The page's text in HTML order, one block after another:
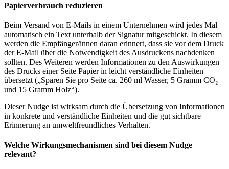
Papierverbrauch reduzieren
Beim Versand von E-Mails in einem Unternehmen wird jedes Mal
automatisch ein Text unterhalb der Signatur mitgeschickt. In diesem
werden die Empfänger/innen daran erinnert, dass sie vor dem Druck
der E-Mail über die Notwendigkeit des Ausdruckens nachdenken
sollten. Des Weiteren werden Informationen zu den Auswirkungen
des Drucks einer Seite Papier in leicht verständliche Einheiten
übersetzt („Sparen Sie pro Seite ca. 260 ml Wasser, 5 Gramm CO₂
und 15 Gramm Holz“).
Dieser Nudge ist wirksam durch die Übersetzung von Informationen
in konkrete und verständliche Einheiten und die gut sichtbare
Erinnerung an umweltfreundliches Verhalten.
Welche Wirkungsmechanismen sind bei diesem Nudge
relevant?